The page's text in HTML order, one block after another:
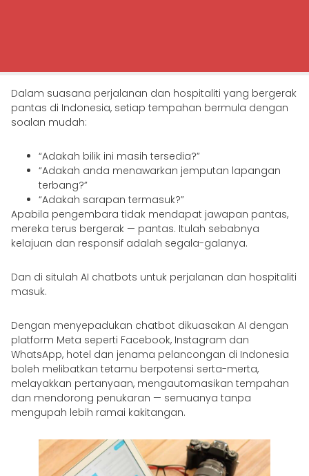
Dalam suasana perjalanan dan hospitaliti yang bergerak
pantas di Indonesia, setiap tempahan bermula dengan
soalan mudah:
“Adakah bilik ini masih tersedia?”
“Adakah anda menawarkan jemputan lapangan
terbang?”
“Adakah sarapan termasuk?”
Apabila pengembara tidak mendapat jawapan pantas,
mereka terus bergerak — pantas. Itulah sebabnya
kelajuan dan responsif adalah segala-galanya.
Dan di situlah AI chatbots untuk perjalanan dan hospitaliti
masuk.
Dengan menyepadukan chatbot dikuasakan AI dengan
platform Meta seperti Facebook, Instagram dan
WhatsApp, hotel dan jenama pelancongan di Indonesia
boleh melibatkan tetamu berpotensi serta-merta,
melayakkan pertanyaan, mengautomasikan tempahan
dan mendorong penukaran — semuanya tanpa
mengupah lebih ramai kakitangan.